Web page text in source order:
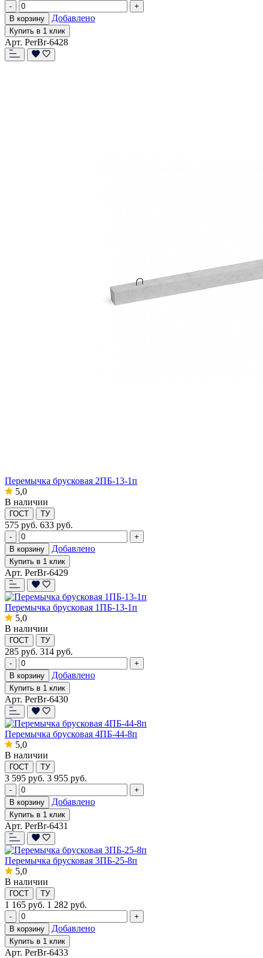
-
+
В корзину
Добавлено
Купить в 1 клик
Арт. PerBr-6428
Перемычка брусковая 2ПБ-13-1п
5,0
В наличии
ГОСТ ТУ
575 руб. 633 руб.
-
+
В корзину
Добавлено
Купить в 1 клик
Арт. PerBr-6429
Перемычка брусковая 1ПБ-13-1п
5,0
В наличии
ГОСТ ТУ
285 руб. 314 руб.
-
+
В корзину
Добавлено
Купить в 1 клик
Арт. PerBr-6430
Перемычка брусковая 4ПБ-44-8п
5,0
В наличии
ГОСТ ТУ
3 595 руб. 3 955 руб.
-
+
В корзину
Добавлено
Купить в 1 клик
Арт. PerBr-6431
Перемычка брусковая 3ПБ-25-8п
5,0
В наличии
ГОСТ ТУ
1 165 руб. 1 282 руб.
-
+
В корзину
Добавлено
Купить в 1 клик
Арт. PerBr-6433